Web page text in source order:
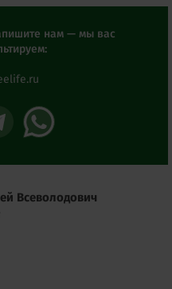
нам — мы вас
Всеволодович